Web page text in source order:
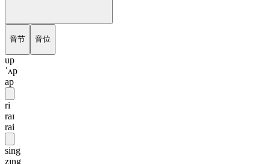
音节 音位
up
ˈʌp
ap
ri
raɪ
rai
sing
zɪng